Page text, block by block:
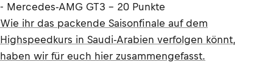
- Mercedes-AMG GT3 - 20 Punkte
Wie ihr das packende Saisonfinale auf dem
Highspeedkurs in Saudi-Arabien verfolgen könnt,
haben wir für euch hier zusammengefasst.